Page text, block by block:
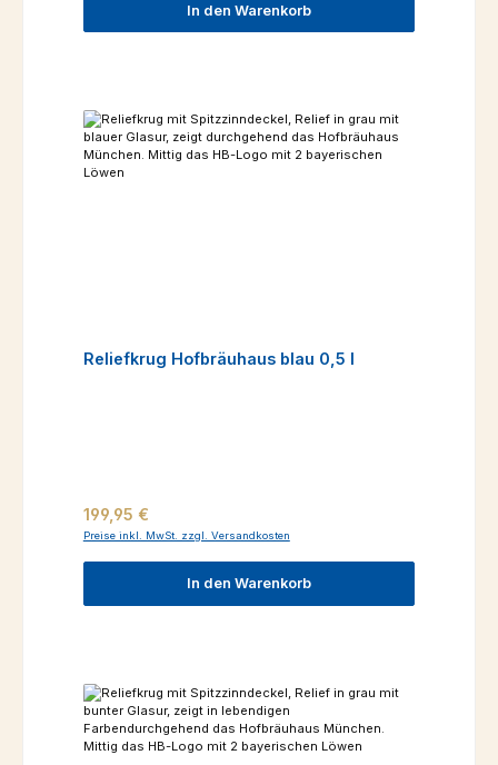
In den Warenkorb
Reliefkrug Hofbräuhaus blau 0,5 l
Regulärer Preis:
199,95 €
Preise inkl. MwSt. zzgl. Versandkosten
In den Warenkorb